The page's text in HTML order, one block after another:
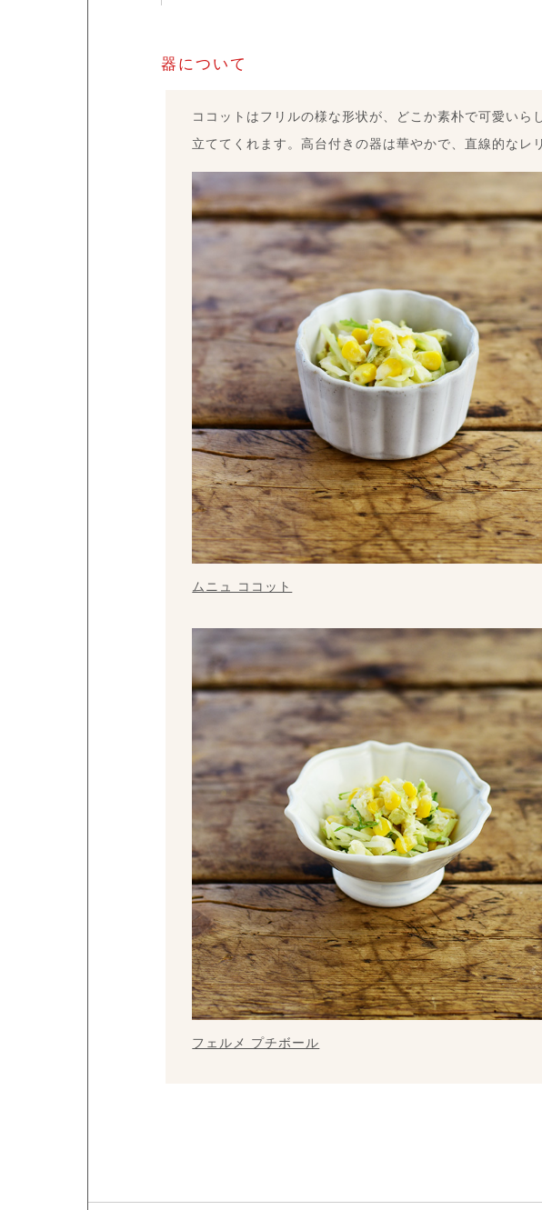
器について
ココットはフリルの様な形状が、どこか素朴で可愛い
立ててくれます。高台付きの器は華やかで、直線的なレ
ムニュ ココット
フェルメ プチボール